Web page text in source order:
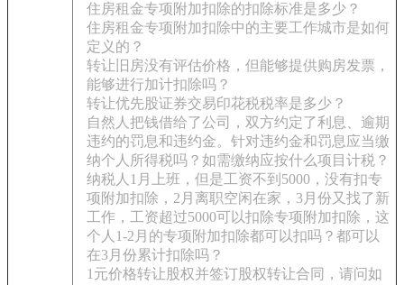
住房租金专项附加扣除的扣除标准是多少？
住房租金专项附加扣除中的主要工作城市是如何
定义的？
转让旧房没有评估价格，但能够提供购房发票，
能够进行加计扣除吗？
转让优先股证券交易印花税税率是多少？
自然人把钱借给了公司，双方约定了利息、逾期
违约的罚息和违约金。针对违约金和罚息应当缴
纳个人所得税吗？如需缴纳应按什么项目计税？
纳税人1月上班，但是工资不到5000，没有扣专
项附加扣除，2月离职空闲在家，3月份又找了新
工作，工资超过5000可以扣除专项附加扣除，这
个人1-2月的专项附加扣除都可以扣吗？都可以
在3月份累计扣除吗？
1元价格转让股权并签订股权转让合同，请问如